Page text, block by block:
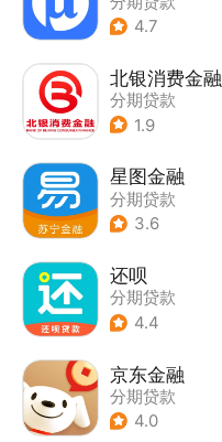
4.7
北银消费金融
分期贷款
1.9
星图金融
分期贷款
3.6
还呗
分期贷款
4.4
京东金融
分期贷款
4.0